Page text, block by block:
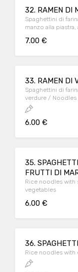
32. RAMEN DI
Spaghettini di
manzo alla
and vegetables
7.00 €
33. RAMEN DI
Spaghettini di
verdure / Noodles
mushrooms and
6.00 €
35.
FRUTTI DI
Rice noodles with
vegetables
6.00 €
36.
Rice noodles with